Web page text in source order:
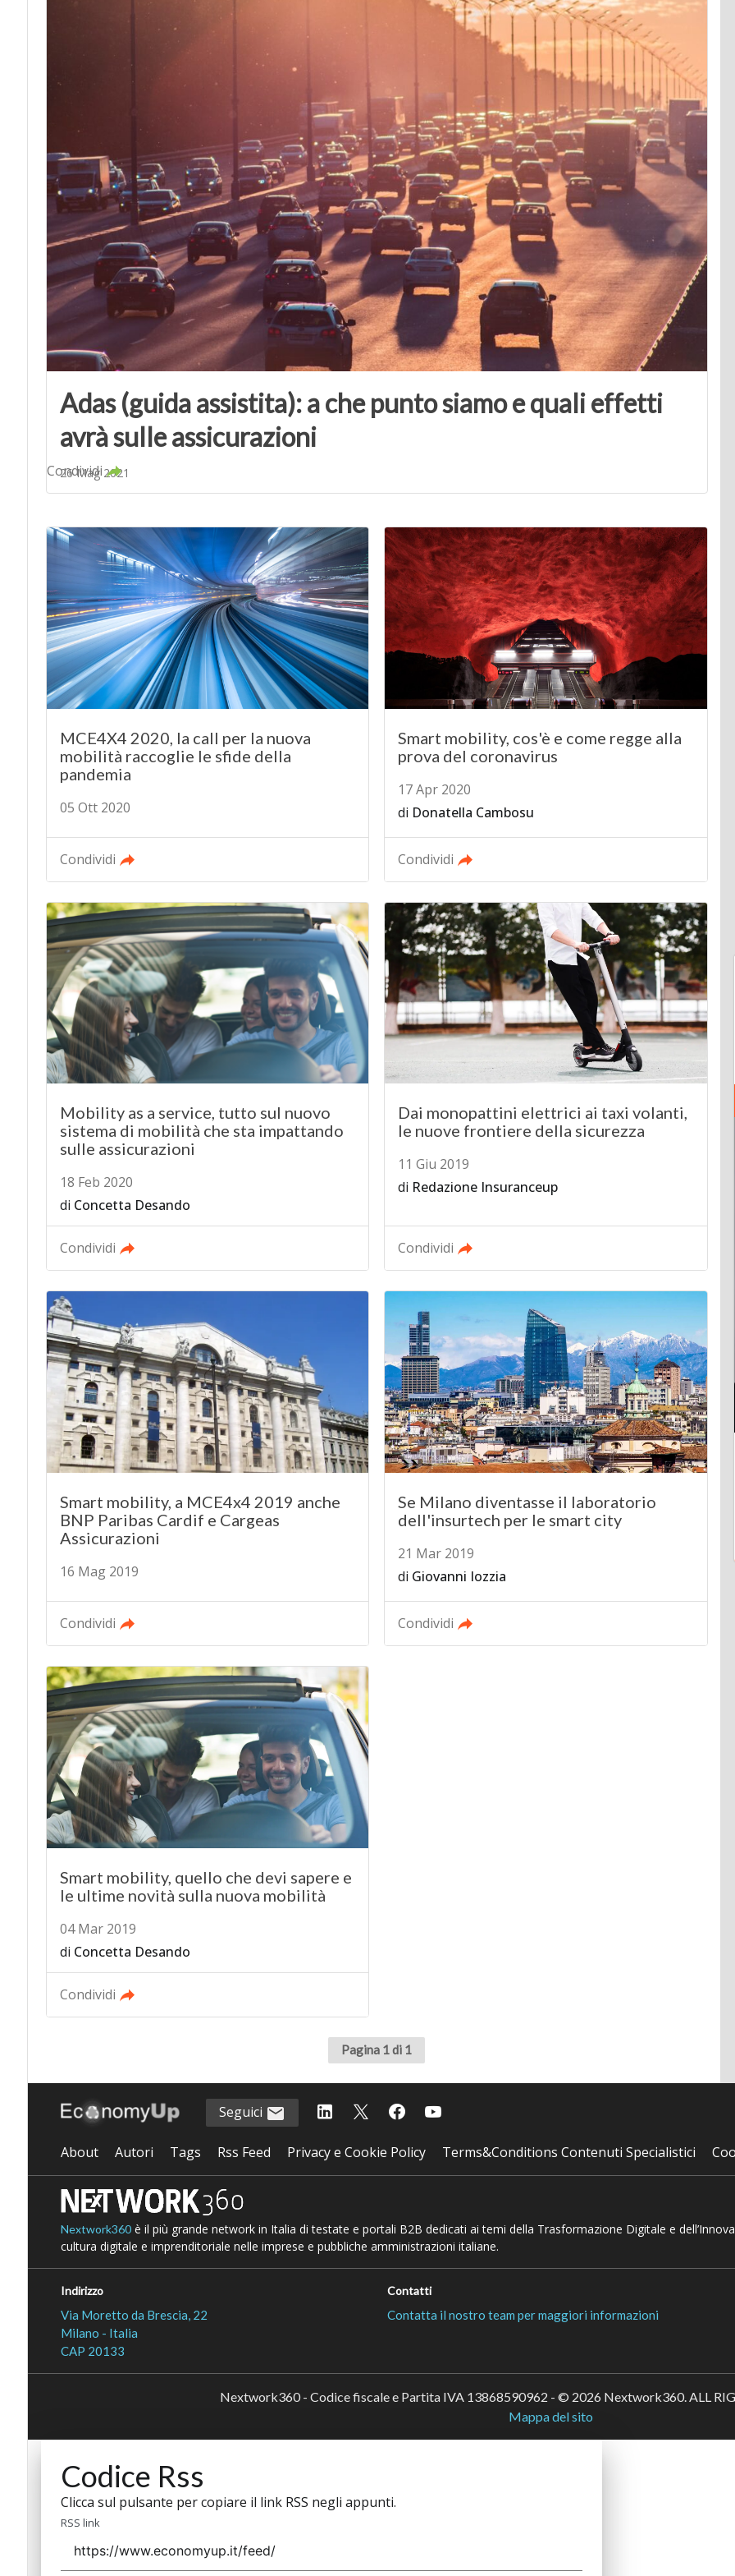
Adas (guida assistita): a che punto siamo e quali effetti
avrà sulle assicurazioni
26 Mag 2021
Condividi
MCE4X4 2020, la call per la nuova
mobilità raccoglie le sfide della
pandemia
05 Ott 2020
Condividi
Smart mobility, cos'è e come regge alla
prova del coronavirus
17 Apr 2020
di Donatella Cambosu
Condividi
Mobility as a service, tutto sul nuovo
sistema di mobilità che sta impattando
sulle assicurazioni
18 Feb 2020
di Concetta Desando
Condividi
Dai monopattini elettrici ai taxi volanti,
le nuove frontiere della sicurezza
11 Giu 2019
di Redazione Insuranceup
Condividi
Smart mobility, a MCE4x4 2019 anche
BNP Paribas Cardif e Cargeas
Assicurazioni
16 Mag 2019
Condividi
Se Milano diventasse il laboratorio
dell'insurtech per le smart city
21 Mar 2019
di Giovanni Iozzia
Condividi
Smart mobility, quello che devi sapere e
le ultime novità sulla nuova mobilità
04 Mar 2019
di Concetta Desando
Condividi
Pagina 1 di 1
Seguici
About Autori Tags Rss Feed Privacy e Cookie Policy Terms&Conditions Contenuti Specialistici
Nextwork360è il più grande network in Italia di testate e portali B2B dedicati ai temi della Trasformazione Digitale e
cultura digitale e imprenditoriale nelle imprese e pubbliche amministrazioni italiane.
Indirizzo
Via Moretto da Brescia, 22
Milano - Italia
CAP 20133
Contatti
Contatta il nostro team per maggiori informazioni
Nextwork360 - Codice fiscale e Partita IVA 13868590962 - © 2026 Nextwork360. ALL
Mappa del sito
Codice Rss
Clicca sul pulsante per copiare il link RSS negli appunti.
RSS link